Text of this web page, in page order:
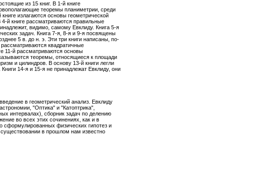
из 15 книг. В 1-й книге
теоремы планиметрии, среди
излагаются основы геометрической
й книге рассматриваются правильные
видимо, самому Евклиду. Книга 5-я
задач. Книга 7-я, 8-я и 9-я посвящены
5 в. до н. э. Эти три книги написаны, по-
квадратичные
11-й рассматриваются основы
теоремы, относящиеся к площади
и цилиндров. В основу 13-й книги легли
14-я и 15-я не принадлежат Евклиду, они
в геометрический анализ. Евклиду
"Оптика" и "Катоптрика",
интервалах), сборник задач по делению
во всех этих сочинениях, как и в
сформулированных физических гипотез и
в прошлом нам известно